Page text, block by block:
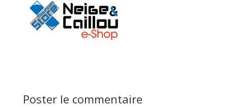
Poster le commentaire